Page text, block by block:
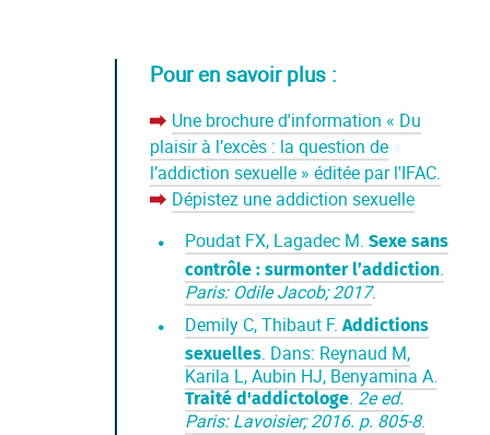
Pour en savoir plus :
flèche rouge
Une brochure d'information « Du
plaisir à l’excès : la question de
l’addiction sexuelle » éditée par l'IFAC.
Dépistez une addiction sexuelle
Poudat FX, Lagadec M.Sexe sans
contrôle : surmonter l’addiction.
Paris: Odile Jacob; 2017.
Demily C, Thibaut F.Addictions
sexuelles. Dans: Reynaud M,
Karila L, Aubin HJ, Benyamina A.
Traité d'addictologe.2e ed.
Paris: Lavoisier; 2016. p. 805-8.